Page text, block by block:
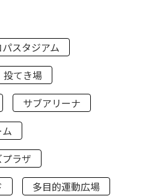
スタジアム
投てき場
サブアリーナ
ラザ
多目的運動広場